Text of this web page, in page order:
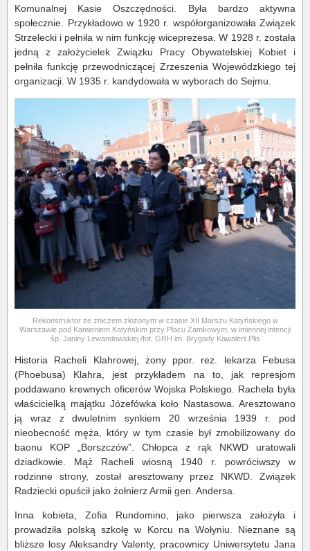
Komunalnej Kasie Oszczędności. Była bardzo aktywna
społecznie. Przykładowo w 1920 r. współorganizowała Związek
Strzelecki i pełniła w nim funkcję wiceprezesa. W 1928 r. została
jedną z założycielek Związku Pracy Obywatelskiej Kobiet i
pełniła funkcję przewodniczącej Zrzeszenia Wojewódzkiego tej
organizacji. W 1935 r. kandydowała w wyborach do Sejmu.
Rekonstruktor ze zniczem złożonym w czasie XII Marszu Katyńskiego w
Warszawie pod Kamieniem Katyńskim przy Placu Zamkowym, w imiennej intencji
śp. Janiny Lewandowskiej /fot. GRH im. Brygady Kawalerii Plis
Historia Racheli Klahrowej, żony ppor. rez. lekarza Febusa
(Phoebusa) Klahra, jest przykładem na to, jak represjom
poddawano krewnych oficerów Wojska Polskiego. Rachela była
właścicielką majątku Józefówka koło Nastasowa. Aresztowano
ją wraz z dwuletnim synkiem 20 września 1939 r. pod
nieobecność męża, który w tym czasie był zmobilizowany do
baonu KOP „Borszczów”. Chłopca z rąk NKWD uratowali
dziadkowie. Mąż Racheli wiosną 1940 r. powróciwszy w
rodzinne strony, został aresztowany przez NKWD. Związek
Radziecki opuścił jako żołnierz Armii gen. Andersa.
Inna kobieta, Zofia Rundomino, jako pierwsza założyła i
prowadziła polską szkołę w Korcu na Wołyniu. Nieznane są
bliższe losy Aleksandry Valenty, pracownicy Uniwersytetu Jana